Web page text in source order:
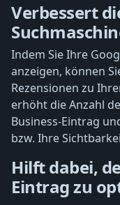
Verbessert
Indem Sie Ihre
anzeigen, können
Rezensionen zu
erhöht die Anzahl
Business-Eintrag
bzw. Ihre
Hilft dabei,
Eintrag zu